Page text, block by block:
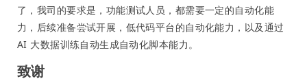
了，我司的要求是，功能测试人员，都需要一定的自动化能
力，后续准备尝试开展，低代码平台的自动化能力，以及通过
AI 大数据训练自动生成自动化脚本能力。
致谢